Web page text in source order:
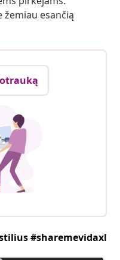
esančią
#sharemevidaxl